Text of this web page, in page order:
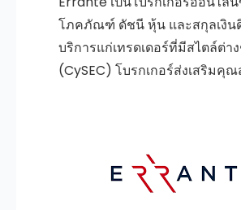
โภคภัณฑ์ ดัชนี หุ้น และสกุลเงิน
บริการแก่เทรดเดอร์ที่มีสไตล์ต่
(CySEC) โบรกเกอร์ส่งเสริมคุ